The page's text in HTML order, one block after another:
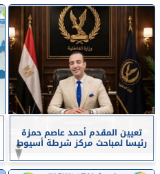
تعيين المقدم أحمد عاصم حمزة
رئيسا لمباحث مركز شرطة أسيوط